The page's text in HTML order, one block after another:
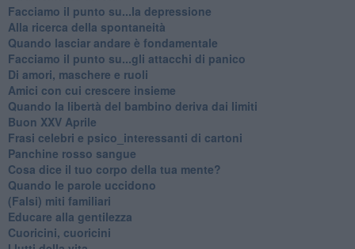
Facciamo il punto su...la depressione
​Alla ricerca della spontaneità
​Quando lasciar andare è fondamentale
Facciamo il punto su...gli attacchi di panico
Di amori, maschere e ruoli
​Amici con cui crescere insieme
​Quando la libertà del bambino deriva dai limiti
Buon XXV Aprile
​Frasi celebri e psico_interessanti di cartoni
​Panchine rosso sangue
​Cosa dice il tuo corpo della tua mente?
​Quando le parole uccidono
​(Falsi) miti familiari
​Educare alla gentilezza
​Cuoricini, cuoricini